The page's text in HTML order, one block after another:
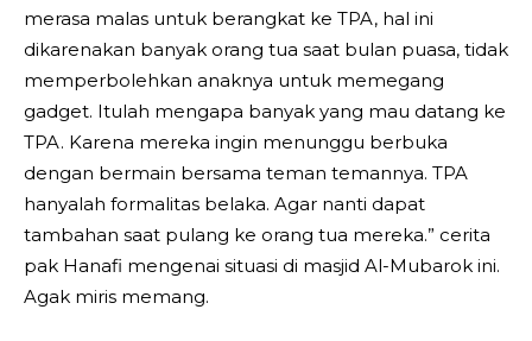
merasa malas untuk berangkat ke TPA, hal ini
dikarenakan banyak orang tua saat bulan puasa, tidak
memperbolehkan anaknya untuk memegang
gadget. Itulah mengapa banyak yang mau datang ke
TPA. Karena mereka ingin menunggu berbuka
dengan bermain bersama teman temannya. TPA
hanyalah formalitas belaka. Agar nanti dapat
tambahan saat pulang ke orang tua mereka.” cerita
pak Hanafi mengenai situasi di masjid Al-Mubarok ini.
Agak miris memang.